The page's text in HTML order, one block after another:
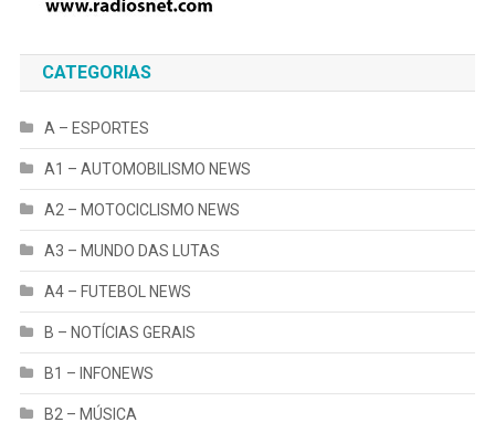
CATEGORIAS
A – ESPORTES
A1 – AUTOMOBILISMO NEWS
A2 – MOTOCICLISMO NEWS
A3 – MUNDO DAS LUTAS
A4 – FUTEBOL NEWS
B – NOTÍCIAS GERAIS
B1 – INFONEWS
B2 – MÚSICA